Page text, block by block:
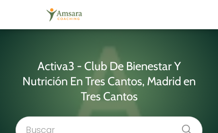
Activa3 - Club De Bienestar Y
Nutrición En Tres Cantos, Madrid en
Tres Cantos